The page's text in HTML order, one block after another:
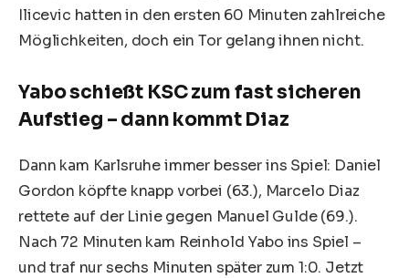
Ilicevic hatten in den ersten 60 Minuten zahlreiche
Möglichkeiten, doch ein Tor gelang ihnen nicht.
Yabo schießt KSC zum fast sicheren
Aufstieg – dann kommt Diaz
Dann kam Karlsruhe immer besser ins Spiel: Daniel
Gordon köpfte knapp vorbei (63.), Marcelo Diaz
rettete auf der Linie gegen Manuel Gulde (69.).
Nach 72 Minuten kam Reinhold Yabo ins Spiel –
und traf nur sechs Minuten später zum 1:0. Jetzt